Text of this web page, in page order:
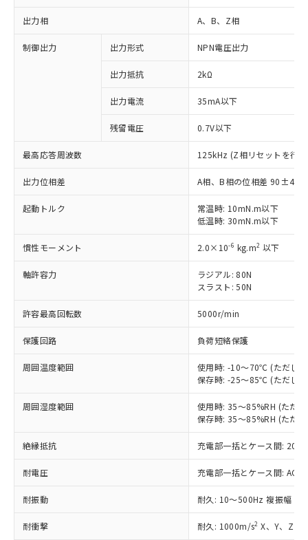
出力相 A、B、Z相
制御出力 出力形式 NPN電圧出力
出力抵抗 2kΩ
出力電流 35mA以下
残留電圧 0.7V以下
最高応答周波数 125kHz (Z相リセットを行
出力位相差 A相、B相の位相差
起動トルク
常温時: 10mN.m以下
低温時: 30mN.m以下
慣性モーメント 2.0×10-6 kg.m2 以下
軸許容力
ラジアル: 80N
スラスト: 50N
許容最高回転数 5000r/min
保護回路 負荷短絡保護
周囲温度範囲
使用時: -10～70℃ (ただし
保存時: -25～85℃ (ただし
周囲湿度範囲
使用時: 35～85%RH (ただ
保存時: 35～85%RH (ただ
絶縁抵抗 充電部一括とケース間:
耐電圧 充電部一括とケース間:
耐振動 耐久: 10～500Hz 複振幅
耐衝撃 耐久: 1000m/s2 X、Y、Z 各
以下の条件をお読みいただき、同意のうえ
ご利用ください。
本サービスは、当社制御機器事業取扱
商品の当社在庫状況および標準価格
(税抜)を提供させていただくもので
当社制御機器事業取扱商品の中には、
本サービスの対象外となる商品もある
ことをご了承ください。
在庫状況および標準価格照会結果は、
記載している更新日時点での社内デー
タに基づき作成されるものであり、閲
覧された時点での実際の在庫および標
準価格とは異なる場合があることをご
※1 対応状況
対応済み：EU RoHS指令（10物質）の
非含有に対応した製品が提供可能な商品で
対応予定：EU RoHS指令（10物質）の非含
有に対応した製品に切り替える予定のある
対応予定なし：EU RoHS指令（10物質）の
非含有に非対応の商品で、対応品を出す予
定はありません。
調査・確認中：EU RoHS指令（10物質）の
非含有の対応状況を調査中または確認中の
非該当品：ライセンス料など無形物で、有
害物質有無と関係のない商品です。
仕入先様の事情により、非含有部品として
いたものが、含有品と判明した場合などや
むを得ず変更することがあります。
鉛(Pb) 1000ppm以下、 水銀(Hg) 1000ppm以下、 カド
六価クロム(Cr(Ⅵ)) 1000ppm以下、ポリ臭化ビフェニル
類(PBB) 1000ppm以下、ポリ臭化ジフェニルエーテル類
※1 中国RoHS○×表
「○」：最大均質材料含有率が中国RoHSの
基準値以下であることを示します。
「×」：最大均質材料含有率が中国RoHSの
基準値を超えていることを示します。
「－」：未確認です。当社販売部門へお問
*中国RoHS10物質の基準値 (GB/T26572)：
Pb(鉛) :1000ppm、 Hg(水銀) : 1000ppm、 Cd(カドミウ
当社は、これら貴社製品のうち、外国
為替および外国貿易法に定める商品
（以下｢規制貨物等」という）を輸出
または国外への提供する場合は、日本
国政府の輸出許可(または役務取引許
可)を取得するなどの必要な手続きを